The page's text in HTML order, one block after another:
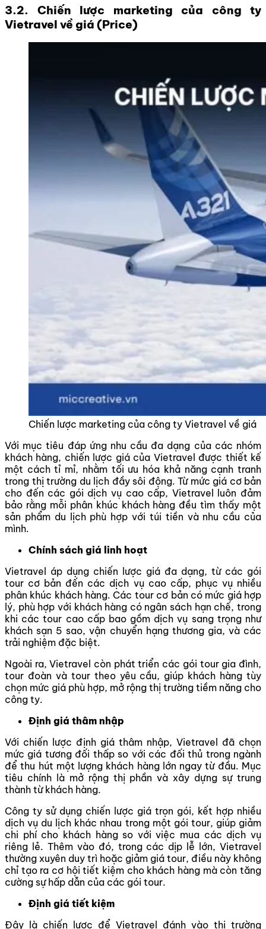
3.2. Chiến lược marketing của công ty
Vietravel về giá (Price)
Chiến lược marketing của công ty Vietravel về giá
Với mục tiêu đáp ứng nhu cầu đa dạng của các nhóm
khách hàng, chiến lược giá của Vietravel được thiết kế
một cách tỉ mỉ, nhằm tối ưu hóa khả năng cạnh tranh
trong thị trường du lịch đầy sôi động. Từ mức giá cơ bản
cho đến các gói dịch vụ cao cấp, Vietravel luôn đảm
bảo rằng mỗi phân khúc khách hàng đều tìm thấy một
sản phẩm du lịch phù hợp với túi tiền và nhu cầu của
mình.
Chính sách giá linh hoạt
Vietravel áp dụng chiến lược giá đa dạng, từ các gói
tour cơ bản đến các dịch vụ cao cấp, phục vụ nhiều
phân khúc khách hàng. Các tour cơ bản có mức giá hợp
lý, phù hợp với khách hàng có ngân sách hạn chế, trong
khi các tour cao cấp bao gồm dịch vụ sang trọng như
khách sạn 5 sao, vận chuyển hạng thương gia, và các
trải nghiệm đặc biệt.
Ngoài ra, Vietravel còn phát triển các gói tour gia đình,
tour đoàn và tour theo yêu cầu, giúp khách hàng tùy
chọn mức giá phù hợp, mở rộng thị trường tiềm năng cho
công ty.
Định giá thâm nhập
Với chiến lược định giá thâm nhập, Vietravel đã chọn
mức giá tương đối thấp so với các đối thủ trong ngành
để thu hút một lượng khách hàng lớn ngay từ đầu. Mục
tiêu chính là mở rộng thị phần và xây dựng sự trung
thành từ khách hàng.
Công ty sử dụng chiến lược giá trọn gói, kết hợp nhiều
dịch vụ du lịch khác nhau trong một gói tour, giúp giảm
chi phí cho khách hàng so với việc mua các dịch vụ
riêng lẻ. Thêm vào đó, trong các dịp lễ lớn, Vietravel
thường xuyên duy trì hoặc giảm giá tour, điều này không
chỉ tạo ra cơ hội tiết kiệm cho khách hàng mà còn tăng
cường sự hấp dẫn của các gói tour.
Định giá tiết kiệm
Đây là chiến lược để Vietravel đánh vào thị trường